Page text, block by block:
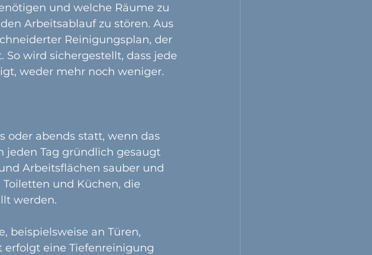
und welche Räume zu
Arbeitsablauf zu stören. Aus
Reinigungsplan, der
wird sichergestellt, dass jede
weder mehr noch weniger.
abends statt, wenn das
jeden Tag gründlich gesaugt
Arbeitsflächen sauber und
und Küchen, die
werden.
beispielsweise an Türen,
erfolgt eine Tiefenreinigung